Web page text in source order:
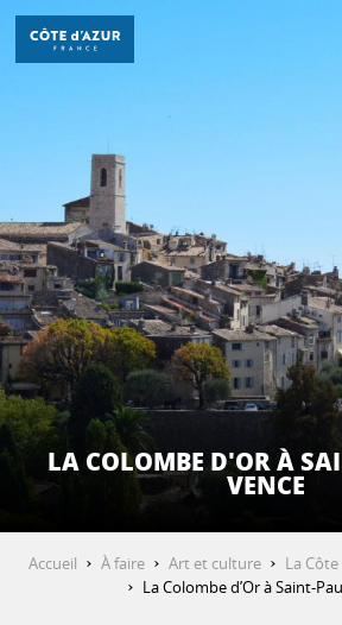
Aller
contenu
DÉCOUVRIR
À FAIRE
SÉJOURNER
LA COLOMBE D'OR À
VENCE
Accueil À faire Art et culture
La
La Colombe d’Or à Saint-